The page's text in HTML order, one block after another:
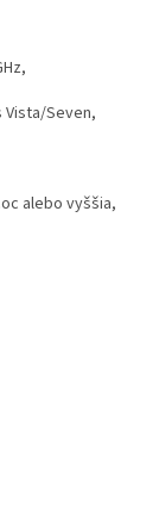
Vista/Seven,
alebo vyššia,